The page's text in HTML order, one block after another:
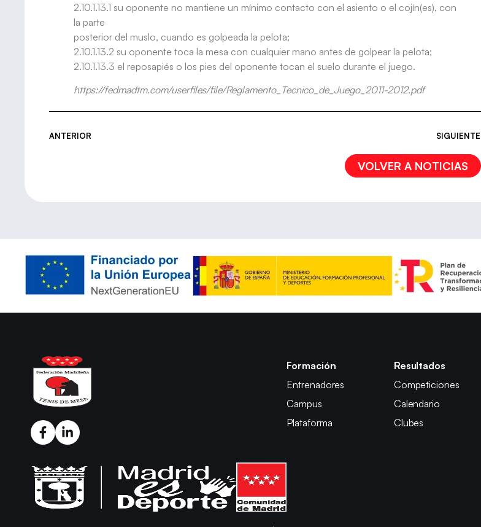
2.10.1.13.1 su oponente no mantiene un mínimo contacto con el asiento o el cojín(es), con
la parte
posterior del muslo, cuando es golpeada la pelota;
2.10.1.13.2 su oponente toca la mesa con cualquier mano antes de golpear la pelota;
2.10.1.13.3 el reposapiés o los pies del oponente tocan el suelo durante el juego.
https://fedmadtm.com/userfiles/file/Reglamento_Tecnico_de_Juego_2011-2012.pdf
ANTERIOR SIGUIENTE
VOLVER A NOTICIAS
Formación
Entrenadores
Campus
Plataforma
Resultados
Competiciones
Calendario
Clubes